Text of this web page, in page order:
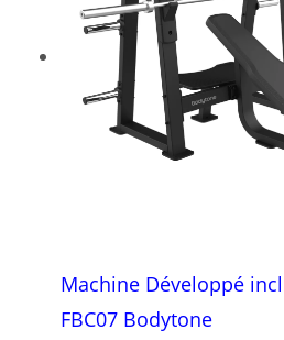
Machine Développé
FBC07 Bodytone